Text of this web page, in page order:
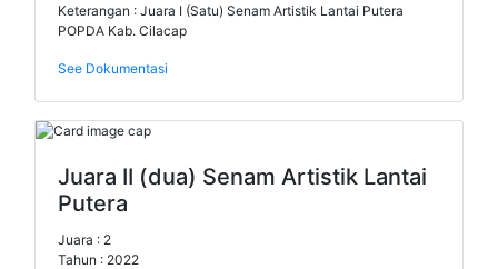
Keterangan : Juara I (Satu) Senam Artistik Lantai Putera
POPDA Kab. Cilacap
See Dokumentasi
Juara II (dua) Senam Artistik Lantai
Putera
Juara : 2
Tahun : 2022